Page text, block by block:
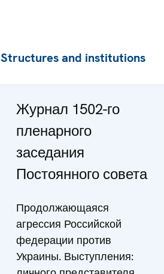
Structures and institutions
Журнал 1502-го
пленарного
заседания
Постоянного совета
Продолжающаяся
агрессия Российской
федерации против
Украины. Выступления: